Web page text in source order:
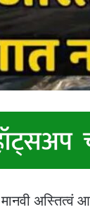
अस्तित्वं